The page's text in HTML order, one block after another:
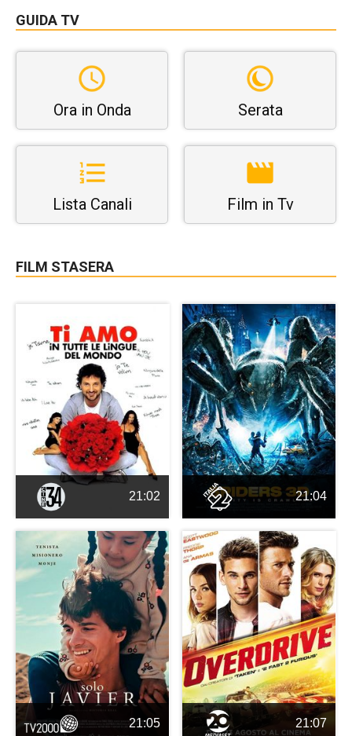
GUIDA TV
Ora in Onda Serata
Lista Canali Film in Tv
FILM STASERA
21:02 21:04
21:05 21:07